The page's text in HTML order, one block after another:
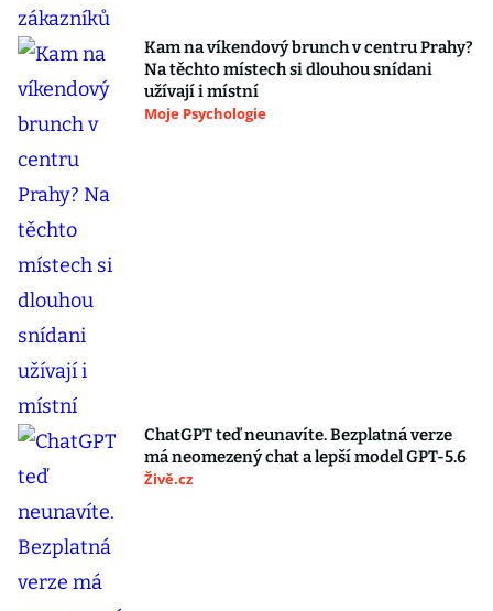
Kam na víkendový brunch v centru Prahy?
Na těchto místech si dlouhou snídani
užívají i místní
Moje Psychologie
ChatGPT teď neunavíte. Bezplatná verze
má neomezený chat a lepší model GPT-5.6
Živě.cz